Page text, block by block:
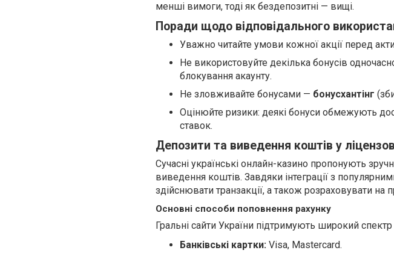
менші вимоги, тоді як бездепозитні — вищі.
Поради щодо відповідального
Уважно читайте умови кожної акції перед
Не використовуйте декілька бонусів
блокування акаунту.
Не зловживайте бонусами — бонусхантінг
Оцінюйте ризики: деякі бонуси обмежують
ставок.
Депозити та виведення коштів у
Сучасні українські онлайн-казино пропонують
виведення коштів. Завдяки інтеграції з
здійснювати транзакції, а також розраховувати на
Основні способи поповнення рахунку
Гральні сайти України підтримують широкий
Банківські картки: Visa, Mastercard.